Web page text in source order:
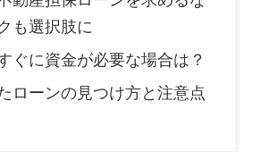
も選択肢に
ぐに資金が必要な場合は？
ローンの見つけ方と注意点